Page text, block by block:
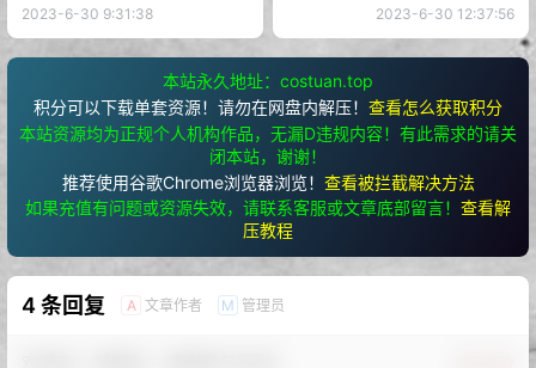
2023-6-30 9:31:38 2023-6-30 12:37:56
本站永久地址：costuan.top
积分可以下载单套资源！请勿在网盘内解压！ 查看怎么获取积分
本站资源均为正规个人机构作品，无漏D违规内容！有此需求的请关
闭本站，谢谢！
推荐使用谷歌Chrome浏览器浏览！ 查看被拦截解决方法
如果充值有问题或资源失效，请联系客服或文章底部留言！ 查看解
压教程
4 条回复 A 文章作者 M 管理员